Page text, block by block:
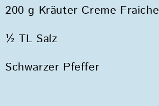
200 g Kräuter Creme Fraiche
½ TL Salz
Schwarzer Pfeffer